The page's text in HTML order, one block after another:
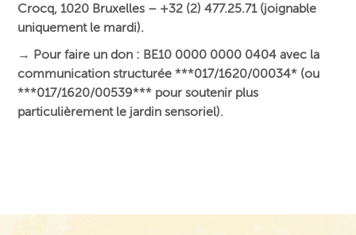
Crocq, 1020 Bruxelles – +32 (2) 477.25.71 (joignable
uniquement le mardi).
→ Pour faire un don : BE10 0000 0000 0404 avec la
communication structurée ***017/1620/00034* (ou
***017/1620/00539*** pour soutenir plus
particulièrement le jardin sensoriel).